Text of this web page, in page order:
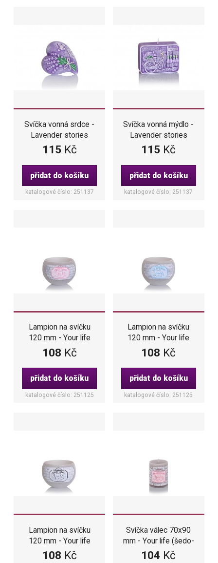
Svíčka vonná srdce -
Lavender stories
115Kč
přidat do košíku
katalogové číslo: 251137
Svíčka vonná mýdlo -
Lavender stories
115 Kč
přidat do košíku
katalogové číslo: 251137
Lampion na svíčku
120 mm - Your life
(šedo-růžová barva)
108 Kč
přidat do košíku
katalogové číslo: 251125
Lampion na svíčku
120 mm - Your life
(šedo-modrá barva)
108 Kč
přidat do košíku
katalogové číslo: 251125
Lampion na svíčku
120 mm - Your life
(šedo-černá barva)
108 Kč
Svíčka válec 70x90
mm - Your life (šedo-
růžová barva)
104 Kč